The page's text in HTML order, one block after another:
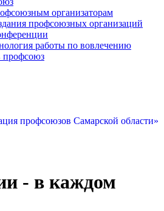
организаторам
профсоюзных организаций
работы по вовлечению
профсоюз
профсоюзов Самарской области»
- в каждом